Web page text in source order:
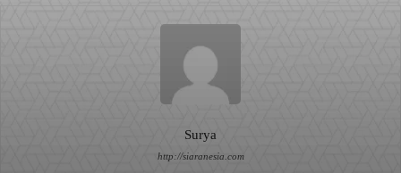
Surya
http://siaranesia.com